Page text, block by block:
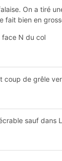
On a tiré
fait bien en
face N du col
coup de grêle
sauf dans